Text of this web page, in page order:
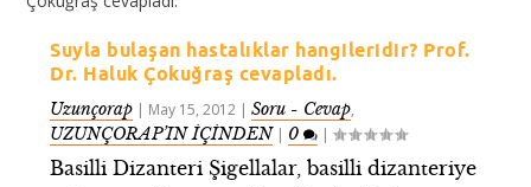
Suyla bulaşan hastalıklar hangileridir? Prof.
Dr. Haluk Çokuğraş cevapladı.
Uzunçorap | May 15, 2012 |Soru - Cevap,
UZUNÇORAP’IN İÇİNDEN| 0 |
Basilli Dizanteri Şigellalar, basilli dizanteriye